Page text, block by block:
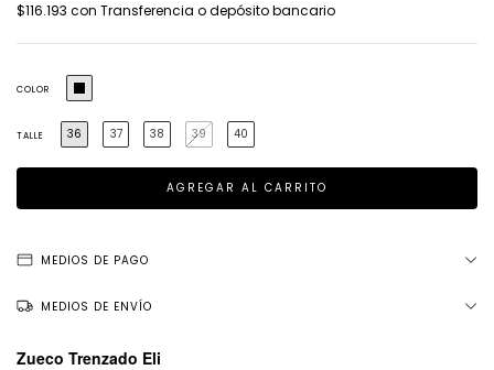
$116.193 con Transferencia o depósito bancario
COLOR
TALLE 36 37 38 39 40
MEDIOS DE PAGO
MEDIOS DE ENVÍO
Zueco Trenzado Eli